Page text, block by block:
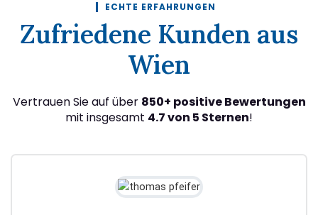
ECHTE ERFAHRUNGEN
Zufriedene Kunden aus
Wien
Vertrauen Sie auf über 850+ positive Bewertungen
mit insgesamt 4.7 von 5 Sternen!